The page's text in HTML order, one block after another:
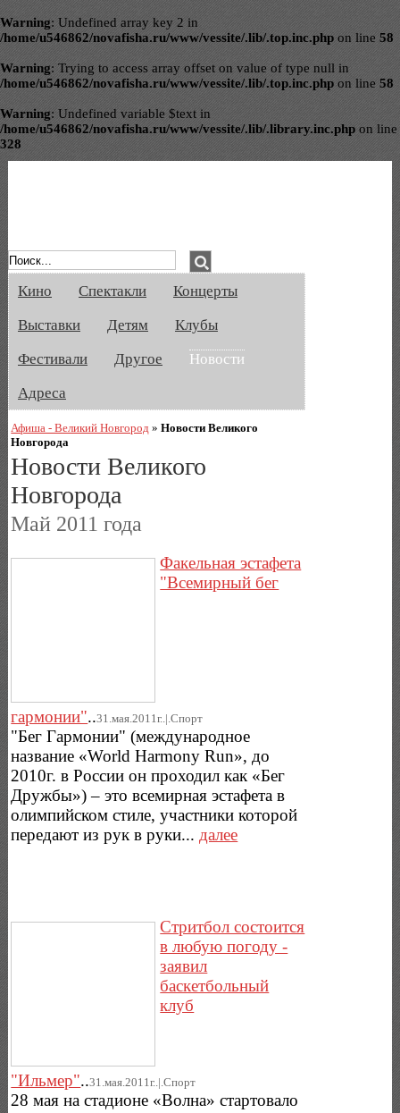
Warning: Undefined array key 2 in
/home/u546862/novafisha.ru/www/vessite/.lib/.top.inc.php on line 58
Warning: Trying to access array offset on value of type null in
/home/u546862/novafisha.ru/www/vessite/.lib/.top.inc.php on line 58
Warning: Undefined variable $text in
/home/u546862/novafisha.ru/www/vessite/.lib/.library.inc.php on line
328
Кино Спектакли
Концерты
Выставки
Детям
Клубы
Фестивали
Другое
Новости
Адреса
Афиша - Великий Новгород »Новости Великого
Новгорода
Новости Великого
Новгорода
Май 2011 года
Факельная эстафета
"Всемирный бег
гармонии"..31.мая.2011г..|.Спорт
"Бег Гармонии" (международное
название «World Harmony Run», до
2010г. в России он проходил как «Бег
Дружбы») – это всемирная эстафета в
олимпийском стиле, участники которой
передают из рук в руки... далее
Стритбол состоится
в любую погоду -
заявил
баскетбольный
клуб
"Ильмер"..31.мая.2011г..|.Спорт
28 мая на стадионе «Волна» стартовало